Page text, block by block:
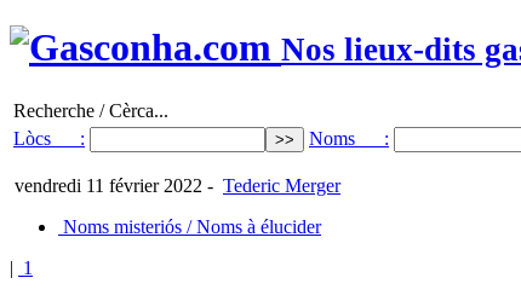
Nos lieux-dits
Recherche / Cèrca...
Lòcs :
Noms :
vendredi 11 février 2022 - Tederic Merger
Noms misteriós / Noms à élucider
| 1